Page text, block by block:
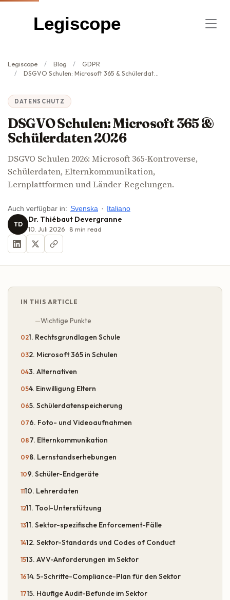
Legiscope
Legiscope Blog
GDPR
DSGVO Schulen: Microsoft 365 & Schülerdaten 2026
DATENSCHUTZ
DSGVO Schulen: Microsoft 365 &
Schülerdaten 2026
DSGVO Schulen 2026: Microsoft 365-Kontroverse,
Schülerdaten, Elternkommunikation,
Lernplattformen und Länder-Regelungen.
Auch verfügbar in: Svenska · Italiano
TD Dr. Thiébaut Devergranne
10. Juli 2026 8 min read
IN THIS ARTICLE
Wichtige Punkte
1. Rechtsgrundlagen Schule
2. Microsoft 365 in Schulen
3. Alternativen
4. Einwilligung Eltern
5. Schülerdatenspeicherung
6. Foto- und Videoaufnahmen
7. Elternkommunikation
8. Lernstandserhebungen
9. Schüler-Endgeräte
10. Lehrerdaten
11. Tool-Unterstützung
11. Sektor-spezifische Enforcement-Fälle
12. Sektor-Standards und Codes of Conduct
13. AVV-Anforderungen im Sektor
14. 5-Schritte-Compliance-Plan für den Sektor
15. Häufige Audit-Befunde im Sektor